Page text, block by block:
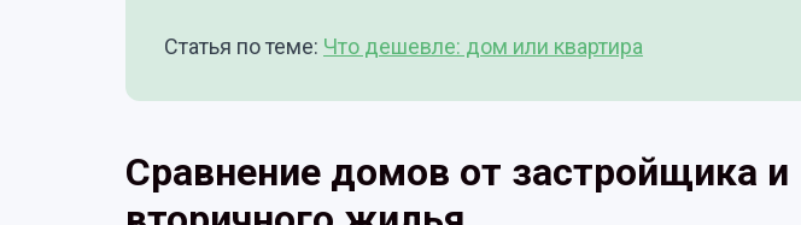
Статья по теме: Что дешевле: дом или квартира
Сравнение домов от застройщика и